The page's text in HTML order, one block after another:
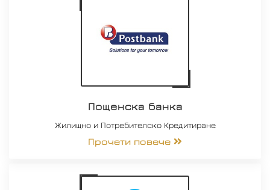
Пощенска банка
Жилищно и Потребителско Кредитиране
Прочети повече